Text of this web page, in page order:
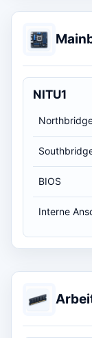
NITU1
BIOS
Interne